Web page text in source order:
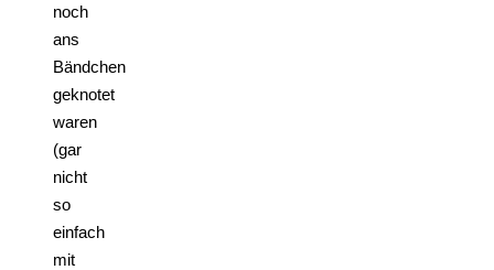
noch
ans
Bändchen
geknotet
waren
(gar
nicht
so
einfach
mit